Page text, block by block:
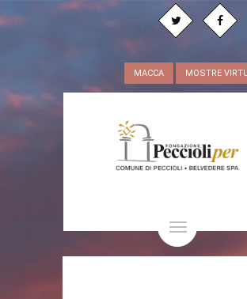
MACCA MOSTRE
Toggle
navigation